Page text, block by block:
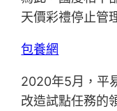
天價彩禮停止管
包養網
2020年5月，平
改造試點任務的